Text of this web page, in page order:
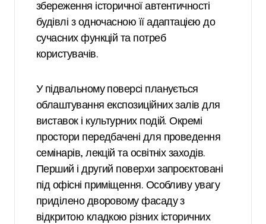
збереження історичної автентичності
будівлі з одночасною її адаптацією до
сучасних функцій та потреб
користувачів.
У підвальному поверсі планується
облаштування експозиційних залів для
виставок і культурних подій. Окремі
простори передбачені для проведення
семінарів, лекцій та освітніх заходів.
Перший і другий поверхи запроєктовані
під офісні приміщення. Особливу увагу
приділено дворовому фасаду з
відкритою кладкою різних історичних